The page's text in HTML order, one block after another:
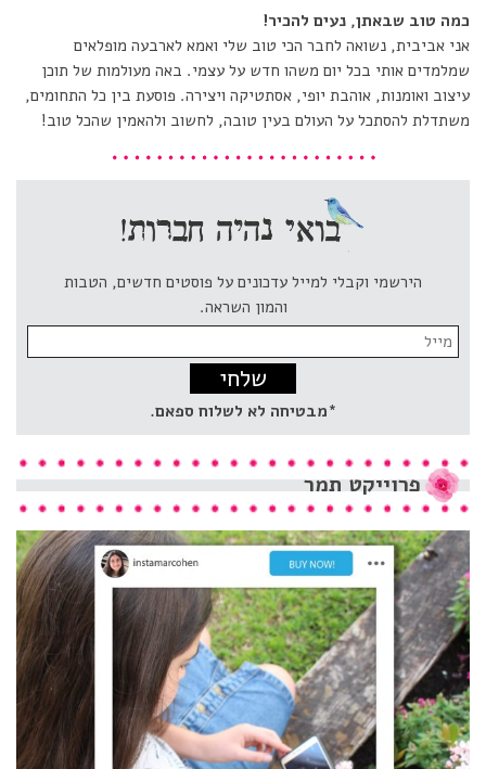
כמה טוב שבאתן, נעים להכיר!
אני אביבית, נשואה לחבר הכי טוב שלי ואמא לארבעה מופלאים
שמלמדים אותי בכל יום משהו חדש על עצמי. באה מעולמות של תוכן
עיצוב ואומנות, אוהבת יופי, אסתטיקה ויצירה. פוסעת בין כל התחומים,
משתדלת להסתכל על העולם בעין טובה, לחשוב ולהאמין שהכל טוב!
הירשמי וקבלי למייל עדכונים על פוסטים חדשים, הטבות
והמון השראה.
Email
address:
*מבטיחה לא לשלוח ספאם.
פרוייקט תמר